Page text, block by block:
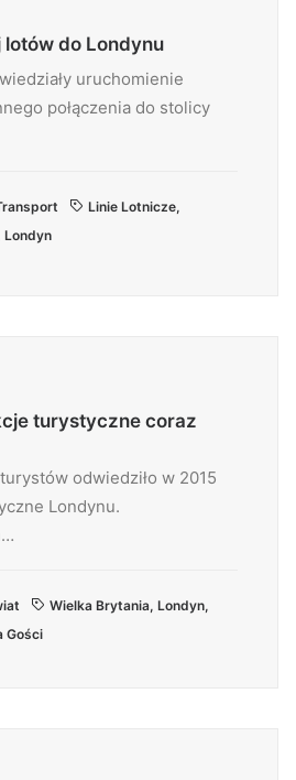
lotów do Londynu
uruchomienie
połączenia do stolicy
Linie Lotnicze,
Londyn
turystyczne coraz
odwiedziło w 2015
Londynu.
Wielka Brytania, Londyn,
Gości